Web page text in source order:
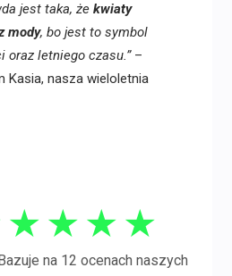
jest taka, że kwiaty
mody, bo jest to symbol
oraz letniego czasu.”–
Kasia, nasza wieloletnia
★ ★ ★ ★
Bazuje na 12 ocenach naszych